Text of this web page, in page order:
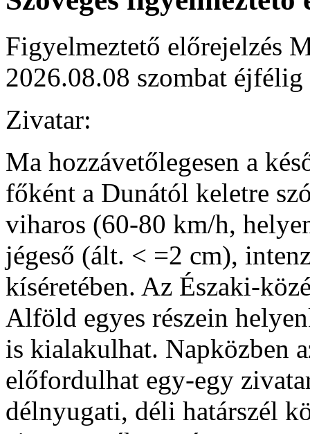
Figyelmeztető előrejelzés
2026.08.08 szombat éjfélig
Zivatar:
Ma hozzávetőlegesen a
főként a Dunától keletre
viharos (60-80 km/h,
jégeső (ált. < =2 cm),
kíséretében. Az Északi-
Alföld egyes részein
is kialakulhat. Napközben
előfordulhat egy-egy
délnyugati, déli határszél